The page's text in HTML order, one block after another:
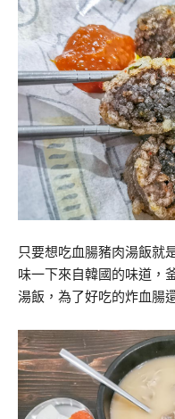
只要想吃血腸豬肉湯飯就
味一下來自韓國的味道，
湯飯，為了好吃的炸血腸